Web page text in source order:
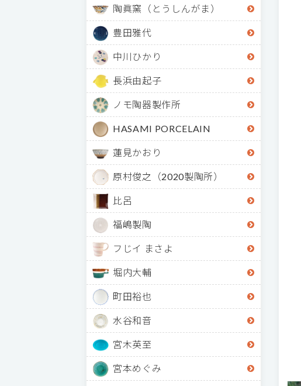
陶眞窯（とうしんがま）
豊田雅代
中川ひかり
長浜由起子
ノモ陶器製作所
HASAMI PORCELAIN
蓮見かおり
原村俊之（2020製陶所）
比呂
福嶋製陶
フじイ まさよ
堀内大輔
町田裕也
水谷和音
宮木英至
宮本めぐみ